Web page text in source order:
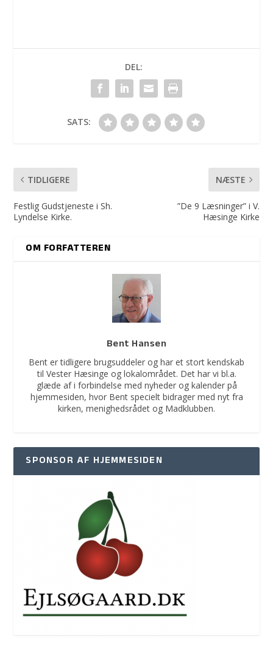
DEL:
SATS:
TIDLIGERE
Festlig Gudstjeneste i Sh.
Lyndelse Kirke.
NÆSTE
”De 9 Læsninger” i V.
Hæsinge Kirke
OM FORFATTEREN
Bent Hansen
Bent er tidligere brugsuddeler og har et stort kendskab
til Vester Hæsinge og lokalområdet. Det har vi bl.a.
glæde af i forbindelse med nyheder og kalender på
hjemmesiden, hvor Bent specielt bidrager med nyt fra
kirken, menighedsrådet og Madklubben.
SPONSOR AF HJEMMESIDEN